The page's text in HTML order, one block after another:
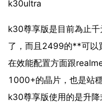
k30ultra
k30尊享版是目前為止
了，而且2499的**可以
在效能配置方面跟
1000+的晶片，也是站
k30尊享版使用的是升